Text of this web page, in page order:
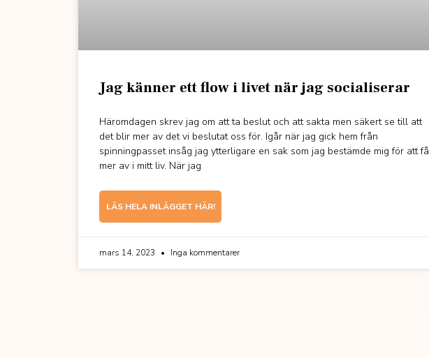
Jag känner ett flow i livet när jag socialiserar
Häromdagen skrev jag om att ta beslut och att sakta men säkert se till att
det blir mer av det vi beslutat oss för. Igår när jag gick hem från
spinningpasset insåg jag ytterligare en sak som jag bestämde mig för att få
mer av i mitt liv. När jag
LÄS HELA INLÄGGET HÄR!
mars 14, 2023 Inga kommentarer